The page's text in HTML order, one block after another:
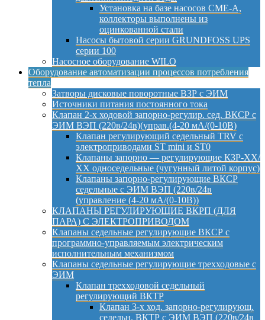
Установка на базе насосов CME-A,
коллекторы выполнены из
оцинкованной стали
Насосы бытовой серии GRUNDFOSS UPS
серии 100
Насосное оборудование WILO
Оборудование автоматизации процессов потребления
тепла
Затворы дисковые поворотные ВЗР с ЭИМ
Источники питания постоянного тока
Клапан 2-х ходовой запорно-регулир. сед. ВКСР с
ЭИМ ВЭП (220в/24в)(управ.(4-20 мА/(0-10В)
Клапан регулирующий седельный TRV с
электроприводами ST mini и ST0
Клапаны запорно — регулирующие КЗР-ХХ/
ХХ односедельные (чугунный литой корпус)
Клапаны запорно-регулирующие ВКСР
седельные с ЭИМ ВЭП (220в/24в
(управление (4-20 мА/(0-10В))
КЛАПАНЫ РЕГУЛИРУЮЩИЕ ВКРП (ДЛЯ
ПАРА) С ЭЛЕКТРОПРИВОДОМ
Клапаны седельные регулирующие ВКСР с
программно-управляемым электрическим
исполнительным механизмом
Клапаны седельные регулирующие трехходовые с
ЭИМ
Клапан трехходовой седельный
регулирующий ВКТР
Клапан 3-х ход. запорно-регулирующ.
седельн. ВКТР с ЭИМ ВЭП (220в/24в